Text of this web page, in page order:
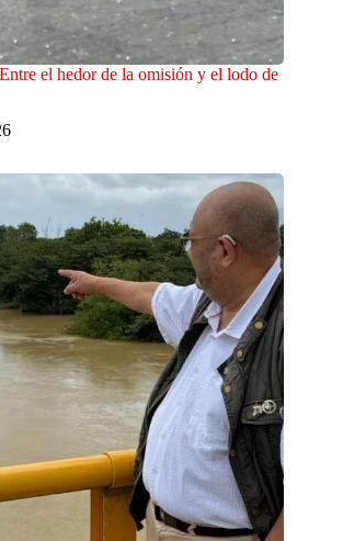
el hedor de la omisión y el lodo de